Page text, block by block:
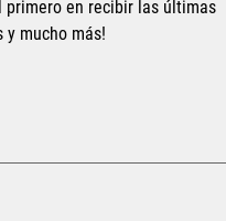
primero en recibir las últimas
y mucho más!